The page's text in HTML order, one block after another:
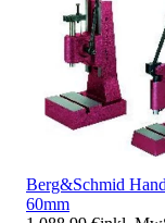
Berg&Schmid
60mm